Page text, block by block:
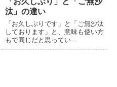
汰」の違い
「お久しぶりです」と「ご無沙汰
しております」と、意味も使い方
もで同じだと思ってい...